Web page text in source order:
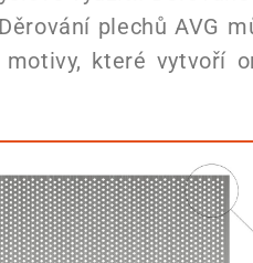
plechů AVG
které vytvoří